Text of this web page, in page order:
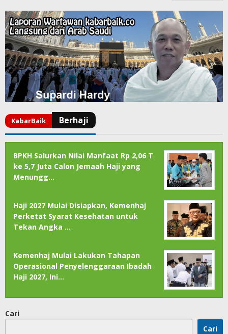
BPKH Salurkan Nilai Manfaat Rp 2,06 T
ke 5,7 Juta Calon Jemaah Haji yang
Menungg…
Haji 2027 Mulai Disiapkan, Kemenhaj
Perketat Syarat Kesehatan untuk
Tekan Angka …
Kemenhaj Mulai Lakukan Tahapan
Operasional Penyelenggaraan Ibadah
Haji 2027, Ini…
Cari
Cari